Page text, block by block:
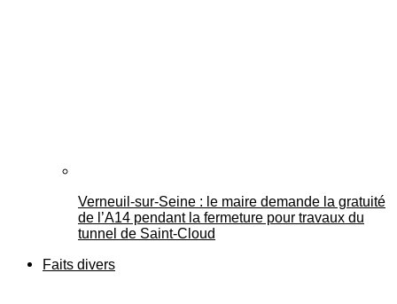
Verneuil-sur-Seine : le maire demande la gratuité
de l’A14 pendant la fermeture pour travaux du
tunnel de Saint-Cloud
Faits divers